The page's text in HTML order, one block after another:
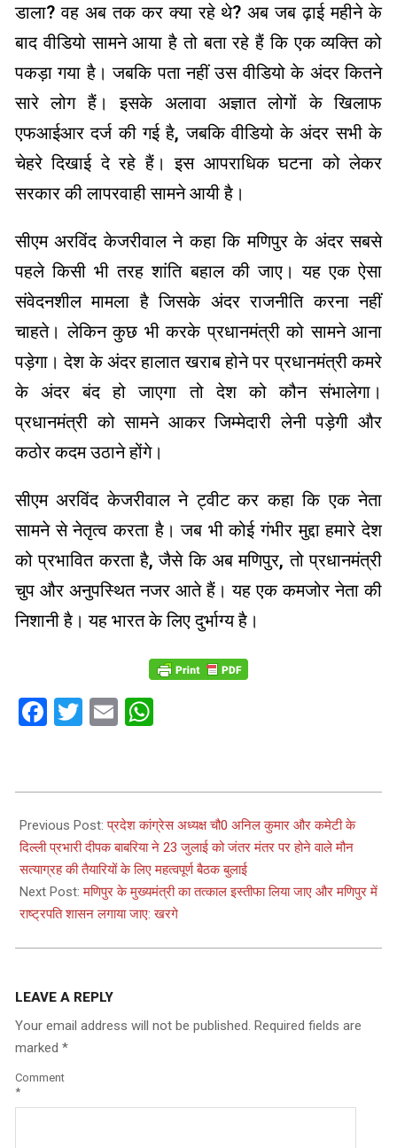
डाला? वह अब तक कर क्या रहे थे? अब जब ढ़ाई महीने के
बाद वीडियो सामने आया है तो बता रहे हैं कि एक व्यक्ति को
पकड़ा गया है। जबकि पता नहीं उस वीडियो के अंदर कितने
सारे लोग हैं। इसके अलावा अज्ञात लोगों के खिलाफ
एफआईआर दर्ज की गई है, जबकि वीडियो के अंदर सभी के
चेहरे दिखाई दे रहे हैं। इस आपराधिक घटना को लेकर
सरकार की लापरवाही सामने आयी है।
सीएम अरविंद केजरीवाल ने कहा कि मणिपुर के अंदर सबसे
पहले किसी भी तरह शांति बहाल की जाए। यह एक ऐसा
संवेदनशील मामला है जिसके अंदर राजनीति करना नहीं
चाहते। लेकिन कुछ भी करके प्रधानमंत्री को सामने आना
पड़ेगा। देश के अंदर हालात खराब होने पर प्रधानमंत्री कमरे
के अंदर बंद हो जाएगा तो देश को कौन संभालेगा।
प्रधानमंत्री को सामने आकर जिम्मेदारी लेनी पड़ेगी और
कठोर कदम उठाने होंगे।
सीएम अरविंद केजरीवाल ने ट्वीट कर कहा कि एक नेता
सामने से नेतृत्व करता है। जब भी कोई गंभीर मुद्दा हमारे देश
को प्रभावित करता है, जैसे कि अब मणिपुर, तो प्रधानमंत्री
चुप और अनुपस्थित नजर आते हैं। यह एक कमजोर नेता की
निशानी है। यह भारत के लिए दुर्भाग्य है।
Facebook
Twitter
Email
07-
20
Previous Post:प्रदेश कांग्रेस अध्यक्ष चौ0 अनिल कुमार और कमेटी के
दिल्ली प्रभारी दीपक बाबरिया ने 23 जुलाई को जंतर मंतर पर होने वाले मौन
सत्याग्रह की तैयारियों के लिए महत्वपूर्ण बैठक बुलाई
Next Post:मणिपुर के मुख्यमंत्री का तत्काल इस्तीफा लिया जाए और मणिपुर में
राष्ट्रपति शासन लगाया जाए: खरगे
LEAVE A REPLY
Your email address will not be published. Required fields are
marked *
Comment
*